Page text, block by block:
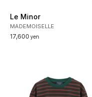
Le Minor
MADEMOISELLE
17,600 yen